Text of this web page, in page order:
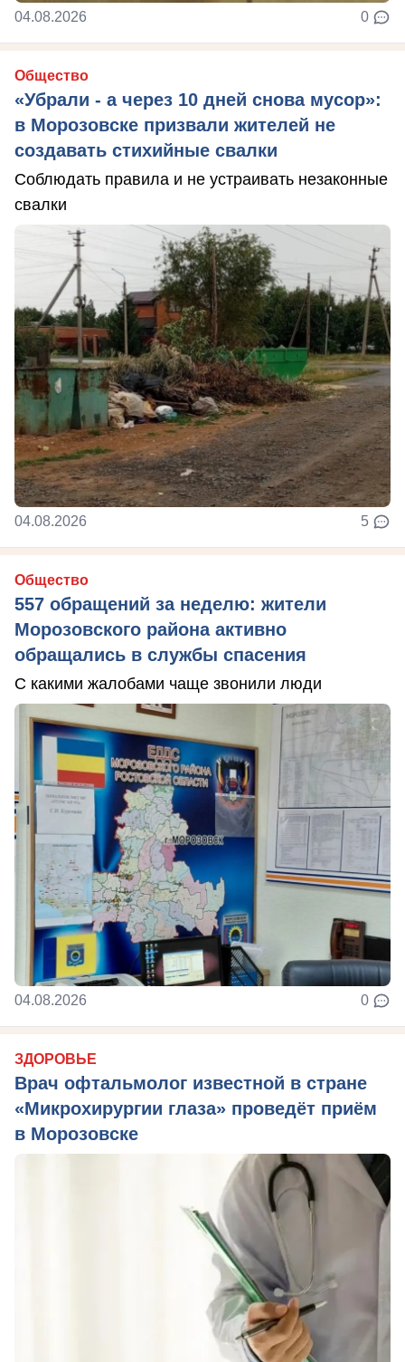
04.08.2026 0
Общество
«Убрали - а через 10 дней снова мусор»:
в Морозовске призвали жителей не
создавать стихийные свалки
Соблюдать правила и не устраивать незаконные
свалки
04.08.2026 5
Общество
557 обращений за неделю: жители
Морозовского района активно
обращались в службы спасения
С какими жалобами чаще звонили люди
04.08.2026 0
ЗДОРОВЬЕ
Врач офтальмолог известной в стране
«Микрохирургии глаза» проведёт приём
в Морозовске